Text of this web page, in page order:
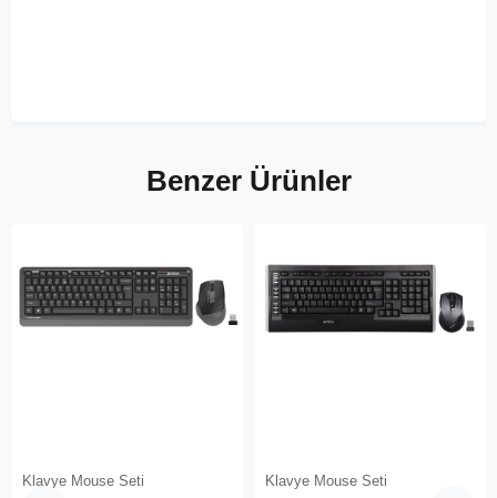
Benzer Ürünler
Klavye Mouse Seti Klavye Mouse Seti